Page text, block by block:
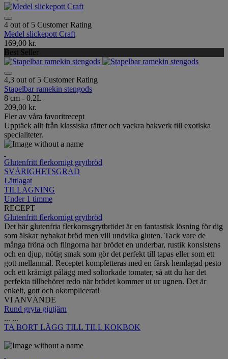
4 out of 5 Customer Rating
Medel slickepott Craft
169,00 kr.
Best Seller
4,3 out of 5 Customer Rating
Stapelbar ramekin stengods
8 cm - 0.2L
209,00 kr.
Fler av våra favoritrecept
Upptäck allt från klassiska rätter och vackra bakverk till exotiska
specialiteter.
Glutenfritt flerkornigt grytbröd
SVÅRIGHETSGRAD
Lättlagat
TILLAGNING
Under 1 timme
RECEPT
Glutenfritt flerkornigt grytbröd
Det här glutenfria flerkornsgrytbrödet är en fantastisk lösning för dig
som älskar nybakat bröd men vill undvika gluten. Tack vare de
många fröna och flingorna har brödet en underbar, rustik konsistens
och en djup, nötig smak som gör det perfekt till tapas eller som ett
gott mellanmål. Receptet kompletteras med en färsk hemlagad pesto
och ett krämigt pålägg med soltorkade tomater, så att du har det
perfekta tillbehöret redo när brödet kommer ut ur ugnen. Det är
enkelt, gott och okomplicerat!
VI ANVÄNDE
Rund gryta gjutjärn
... ...
TA BORT LÄGG TILL TILL KOKBOK